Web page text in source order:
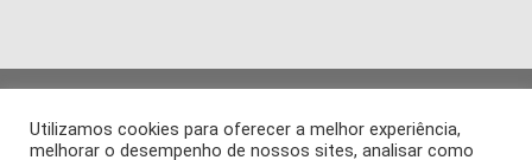
reservados.
Utilizamos cookies para oferecer a melhor experiência,
melhorar o desempenho de nossos sites, analisar como